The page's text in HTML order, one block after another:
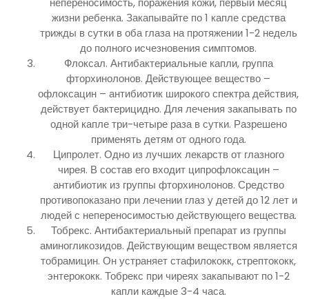
жизни ребенка. Закапывайте по 1 капле средства
трижды в сутки в оба глаза на протяжении 1-2 недель
до полного исчезновения симптомов.
Флоксал. Антибактериальные капли, группа
фторхинолонов. Действующее вещество –
офлоксацин – антибиотик широкого спектра действия,
действует бактерицидно. Для лечения закапывать по
одной капле три-четыре раза в сутки. Разрешено
применять детям от одного года.
Ципролет. Одно из лучших лекарств от глазного
чирея. В состав его входит ципрофлоксацин –
антибиотик из группы фторхинолонов. Средство
противопоказано при лечении глаз у детей до 12 лет и
людей с непереносимостью действующего вещества.
Тобрекс. Антибактериальный препарат из группы
аминогликозидов. Действующим веществом является
тобрамицин. Он устраняет стафилококк, стрептококк,
энтерококк. Тобрекс при чиреях закапывают по 1-2
капли каждые 3-4 часа.